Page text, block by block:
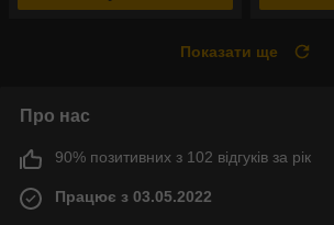
Показати ще
Про нас
90% позитивних з 102 відгуків за рік
Працює з 03.05.2022